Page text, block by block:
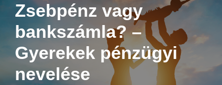
Zsebpénz vagy
bankszámla? –
Gyerekek pénzügyi
nevelése